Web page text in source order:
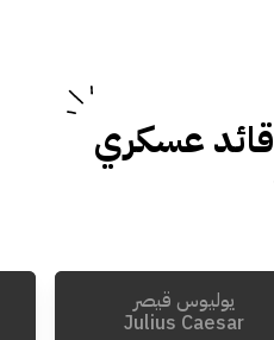
قائد عسكري
يوليوس قيصر
Julius Caesar